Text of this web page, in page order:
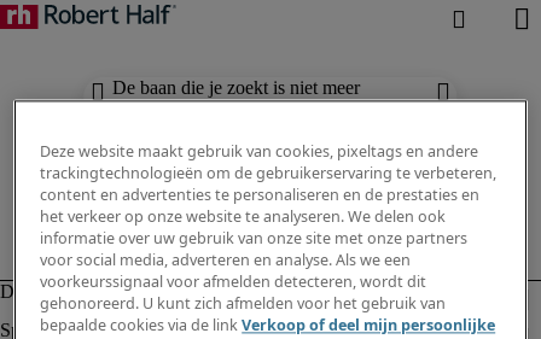
De baan die je zoekt is niet meer
beschikbaar. Zie vergelijkbare resultaten
Deze website maakt gebruik van cookies, pixeltags en andere
trackingtechnologieën om de gebruikerservaring te verbeteren,
content en advertenties te personaliseren en de prestaties en
het verkeer op onze website te analyseren. We delen ook
informatie over uw gebruik van onze site met onze partners
voor social media, adverteren en analyse. Als we een
voorkeurssignaal voor afmelden detecteren, wordt dit
gehonoreerd. U kunt zich afmelden voor het gebruik van
bepaalde cookies via de linkVerkoop of deel mijn persoonlijke